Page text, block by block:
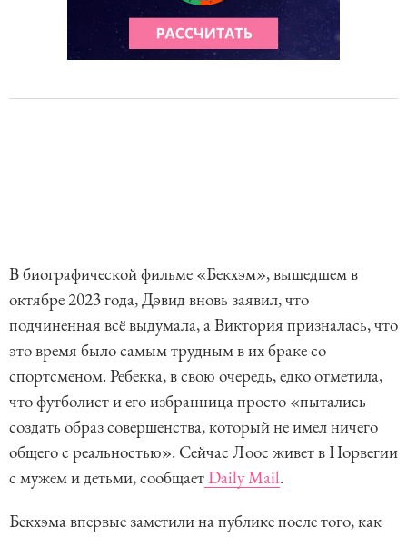
В биографической фильме «Бекхэм», вышедшем в
октябре 2023 года, Дэвид вновь заявил, что
подчиненная всё выдумала, а Виктория призналась, что
это время было самым трудным в их браке со
спортсменом. Ребекка, в свою очередь, едко отметила,
что футболист и его избранница просто «пытались
создать образ совершенства, который не имел ничего
общего с реальностью». Сейчас Лоос живет в Норвегии
с мужем и детьми, сообщаетDaily Mail.
Бекхэма впервые заметили на публике после того, как